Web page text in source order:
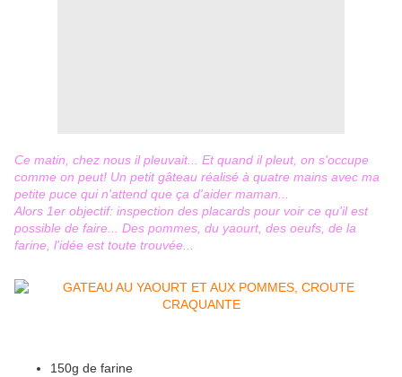
Ce matin, chez nous il pleuvait... Et quand il pleut, on s'occupe
comme on peut! Un petit gâteau réalisé à quatre mains avec ma
petite puce qui n'attend que ça d'aider maman...
Alors 1er objectif: inspection des placards pour voir ce qu'il est
possible de faire... Des pommes, du yaourt, des oeufs, de la
farine, l'idée est toute trouvée...
150g de farine